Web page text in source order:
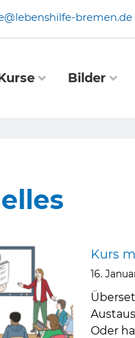
bremen.de
Bilder
Kurs
16.
Oder